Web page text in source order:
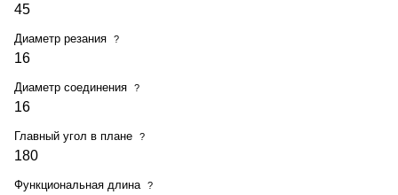
45
Диаметр резания ?
16
Диаметр соединения ?
16
Главный угол в плане ?
180
Функциональная длина ?